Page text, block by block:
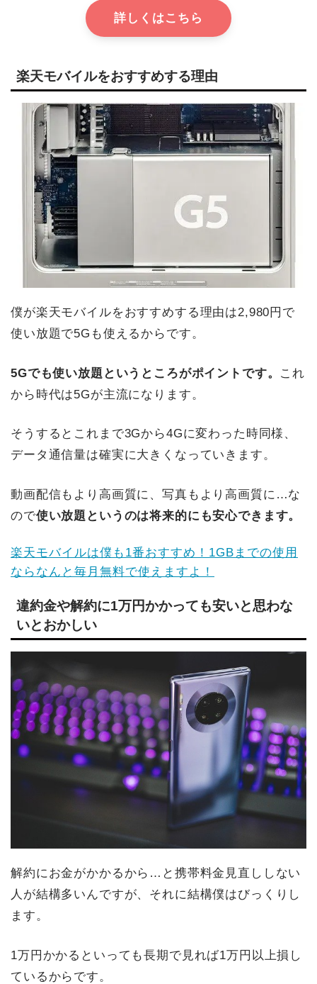
詳しくはこちら
楽天モバイルをおすすめする理由
僕が楽天モバイルをおすすめする理由は2,980円で
使い放題で5Gも使えるからです。
5Gでも使い放題というところがポイントです。 これ
から時代は5Gが主流になります。
そうするとこれまで3Gから4Gに変わった時同様、
データ通信量は確実に大きくなっていきます。
動画配信もより高画質に、写真もより高画質に…な
ので使い放題というのは将来的にも安心できます。
楽天モバイルは僕も1番おすすめ！1GBまでの使用
ならなんと毎月無料で使えますよ！
違約金や解約に1万円かかっても安いと思わな
いとおかしい
解約にお金がかかるから…と携帯料金見直ししない
人が結構多いんですが、それに結構僕はびっくりし
ます。
1万円かかるといっても長期で見れば1万円以上損し
ているからです。